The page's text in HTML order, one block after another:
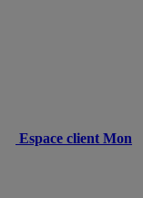
Espace client Mon